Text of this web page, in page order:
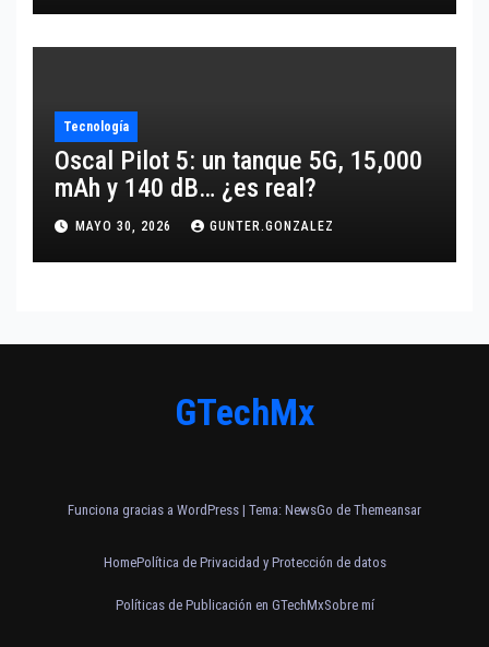
Tecnología
Oscal Pilot 5: un tanque 5G, 15,000
mAh y 140 dB… ¿es real?
MAYO 30, 2026 GUNTER.GONZALEZ
GTechMx
Funciona gracias a WordPress | Tema: NewsGo de Themeansar
HomePolítica de Privacidad y Protección de datos
Políticas de Publicación en GTechMxSobre mí